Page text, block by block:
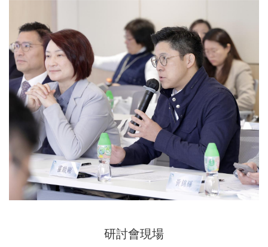
研討會現場